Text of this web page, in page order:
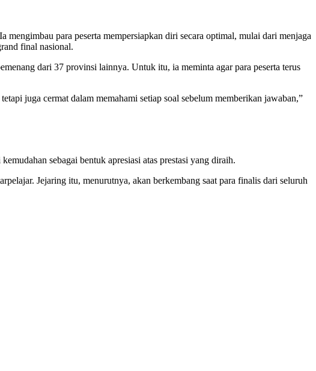
para peserta mempersiapkan diri secara optimal, mulai dari menjaga
final nasional.
dari 37 provinsi lainnya. Untuk itu, ia meminta agar para peserta terus
juga cermat dalam memahami setiap soal sebelum memberikan jawaban,”
sebagai bentuk apresiasi atas prestasi yang diraih.
Jejaring itu, menurutnya, akan berkembang saat para finalis dari seluruh